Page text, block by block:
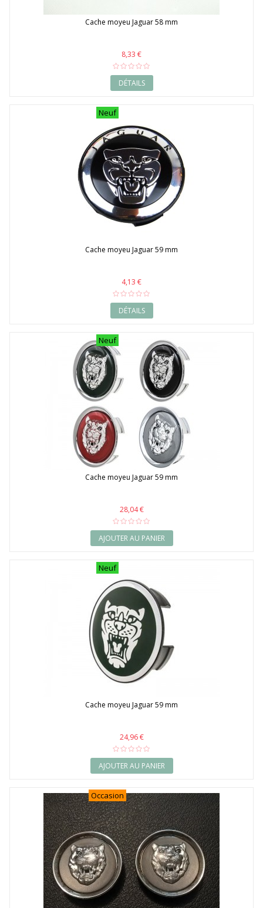
Cache moyeu Jaguar 58 mm
8,33 €
DÉTAILS
Neuf
Cache moyeu Jaguar 59 mm
4,13 €
DÉTAILS
Neuf
Cache moyeu Jaguar 59 mm
28,04 €
AJOUTER AU PANIER
Neuf
Cache moyeu Jaguar 59 mm
24,96 €
AJOUTER AU PANIER
Occasion